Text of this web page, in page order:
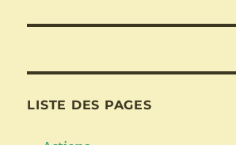
LISTE DES PAGES